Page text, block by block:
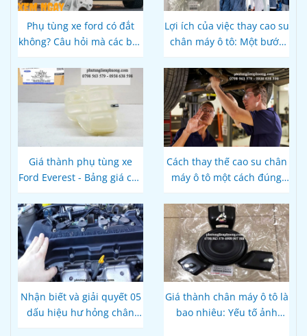
Phụ tùng xe ford có đắt
không? Câu hỏi mà các bác
Lợi ích của việc thay cao su
chân máy ô tô: Một bước
thọ của xe
Giá thành phụ tùng xe
Ford Everest - Bảng giá cập
Cách thay thế cao su chân
máy ô tô một cách đúng
Nhận biết và giải quyết 05
dấu hiệu hư hỏng chân
Giá thành chân máy ô tô là
bao nhiêu: Yếu tố ảnh